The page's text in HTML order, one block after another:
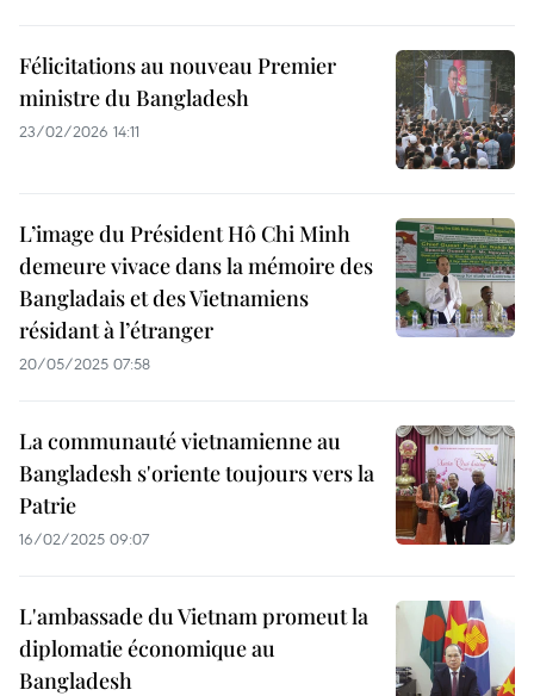
Félicitations au nouveau Premier
ministre du Bangladesh
23/02/2026 14:11
L’image du Président Hô Chi Minh
demeure vivace dans la mémoire des
Bangladais et des Vietnamiens
résidant à l’étranger
20/05/2025 07:58
La communauté vietnamienne au
Bangladesh s'oriente toujours vers la
Patrie
16/02/2025 09:07
L'ambassade du Vietnam promeut la
diplomatie économique au
Bangladesh